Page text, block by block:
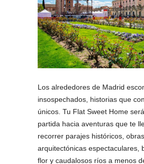
Los alrededores de Madrid
insospechados, historias que
únicos. Tu Flat Sweet Home
partida hacia aventuras que te
recorrer parajes históricos, obras
arquitectónicas espectaculares,
flor y caudalosos ríos a menos